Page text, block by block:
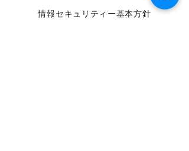
​情報セキュリティー基本方針